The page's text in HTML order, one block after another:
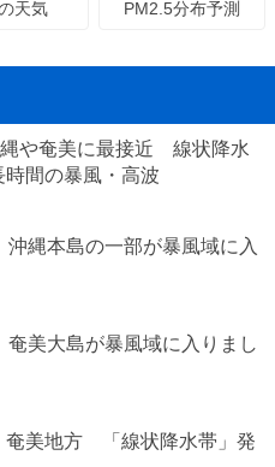
天気 PM2.5分布予測
や奄美に最接近 線状降水
間の暴風・高波
縄本島の一部が暴風域に入
美大島が暴風域に入りまし
奄美地方 「線状降水帯」発